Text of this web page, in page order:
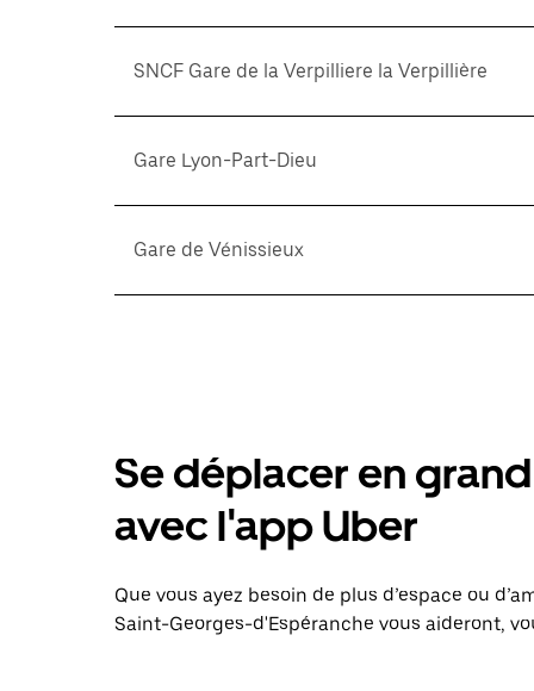
SNCF Gare de la Verpilliere la Verpillière
Gare Lyon-Part-Dieu
Gare de Vénissieux
Se déplacer en
avec l'app Uber
Que vous ayez besoin de plus d’espace ou
Saint-Georges-d'Espéranche vous aideront,